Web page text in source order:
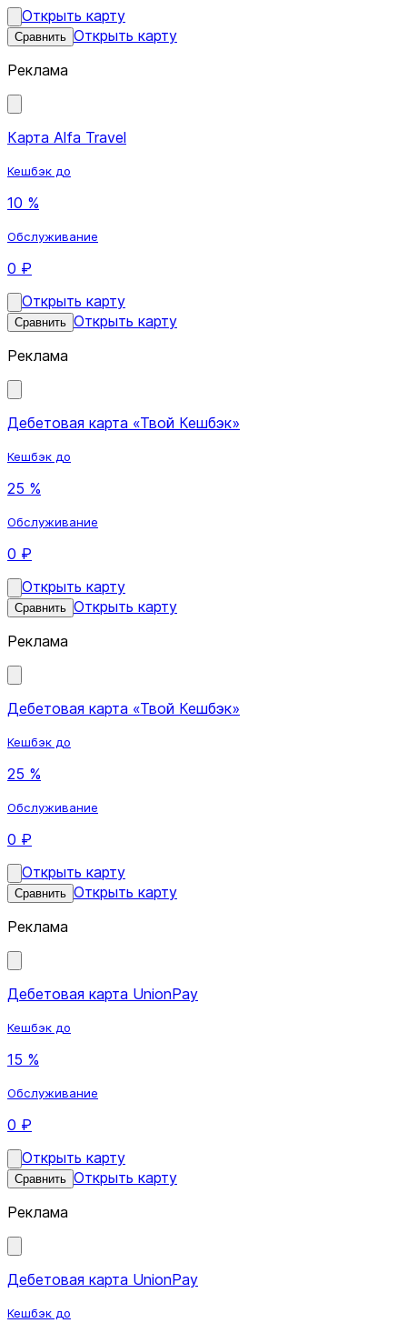
Открыть карту
Сравнить Открыть карту
Реклама
Карта Alfa Travel
Кешбэк до
10 %
Обслуживание
0 ₽
Открыть карту
Сравнить Открыть карту
Реклама
Дебетовая карта «Твой Кешбэк»
Кешбэк до
25 %
Обслуживание
0 ₽
Открыть карту
Сравнить Открыть карту
Реклама
Дебетовая карта «Твой Кешбэк»
Кешбэк до
25 %
Обслуживание
0 ₽
Открыть карту
Сравнить Открыть карту
Реклама
Дебетовая карта UnionPay
Кешбэк до
15 %
Обслуживание
0 ₽
Открыть карту
Сравнить Открыть карту
Реклама
Дебетовая карта UnionPay
Кешбэк до